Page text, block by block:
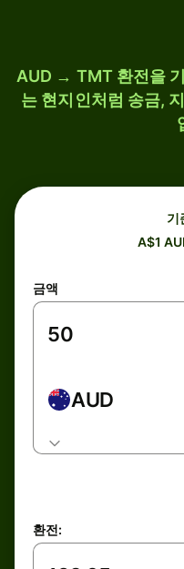
AUD → TMT 환전을
는 현지인처럼 송금,
기
A$1
금액
AUD
환전: